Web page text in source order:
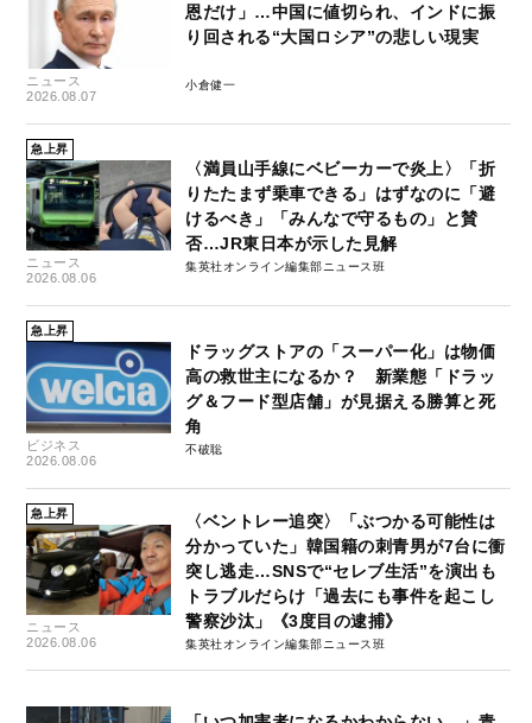
ニュース
2026.08.07
恩だけ」…中国に値切られ、インドに振
り回される“大国ロシア”の悲しい現実
小倉健一
急上昇
ニュース
2026.08.06
〈満員山手線にベビーカーで炎上〉「折
りたたまず乗車できる」はずなのに「避
けるべき」「みんなで守るもの」と賛
否…JR東日本が示した見解
集英社オンライン編集部ニュース班
急上昇
ビジネス
2026.08.06
ドラッグストアの「スーパー化」は物価
高の救世主になるか？ 新業態「ドラッ
グ＆フード型店舗」が見据える勝算と死
角
不破聡
急上昇
ニュース
2026.08.06
〈ベントレー追突〉「ぶつかる可能性は
分かっていた」韓国籍の刺青男が7台に衝
突し逃走…SNSで“セレブ生活”を演出も
トラブルだらけ「過去にも事件を起こし
警察沙汰」《3度目の逮捕》
集英社オンライン編集部ニュース班